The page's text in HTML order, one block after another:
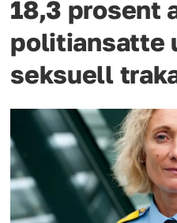
18,3 prosent
politiansatte
seksuell